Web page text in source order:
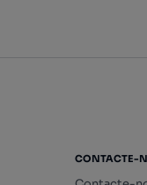
CONTACTE-